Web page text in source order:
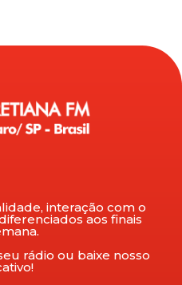
interação com o
aos finais
rádio ou baixe nosso